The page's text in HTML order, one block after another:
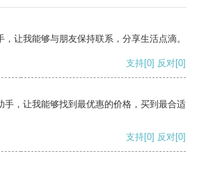
让我能够与朋友保持联系，分享生活点滴。
支持[0] 反对[0]
手，让我能够找到最优惠的价格，买到最合适
支持[0] 反对[0]